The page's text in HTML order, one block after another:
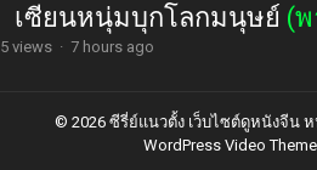
เซียนหนุ่มบุกโลกมนุษย์ (
5 views · 7 hours ago
© 2026 ซีรี่ย์แนวตั้ง เว็บไซต์ดูหนังจีน
WordPress Video Theme